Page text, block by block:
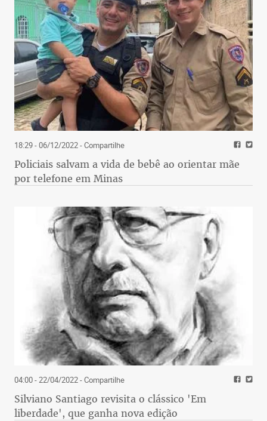
18:29 - 06/12/2022- Compartilhe
Policiais salvam a vida de bebê ao orientar mãe
por telefone em Minas
04:00 - 22/04/2022- Compartilhe
Silviano Santiago revisita o clássico 'Em
liberdade', que ganha nova edição